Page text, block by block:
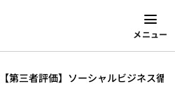
メニュー
【第三者評価】ソーシャルビジネス